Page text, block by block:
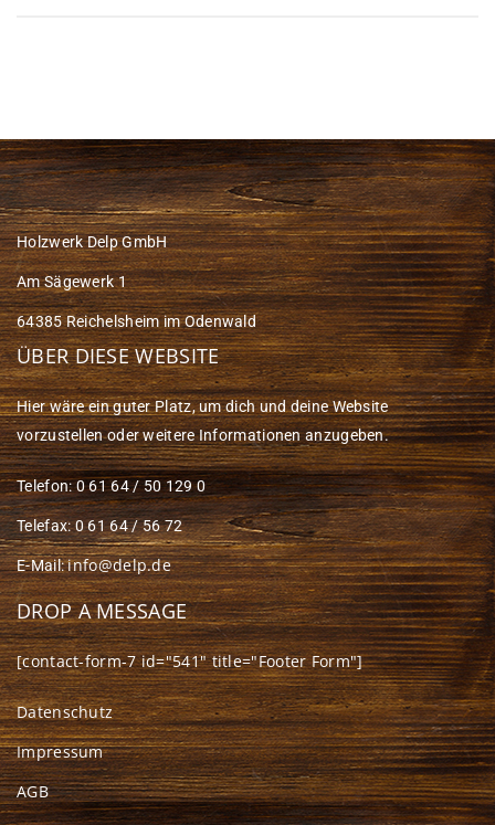
Holzwerk Delp GmbH
Am Sägewerk 1
64385 Reichelsheim im Odenwald
ÜBER DIESE WEBSITE
Hier wäre ein guter Platz, um dich und deine Website
vorzustellen oder weitere Informationen anzugeben.
Telefon: 0 61 64 / 50 129 0
Telefax: 0 61 64 / 56 72
E-Mail:info@delp.de
DROP A MESSAGE
[contact-form-7 id="541" title="Footer Form"]
Datenschutz
Impressum
AGB